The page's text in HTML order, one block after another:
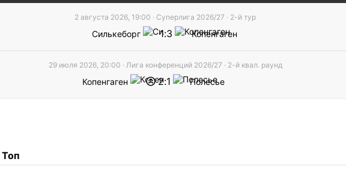
2 августа 2026, 19:00 · Суперлига 2026/27 · 2-й тур
Силькеборг 1 3 Копенгаген
29 июля 2026, 20:00 · Лига конференций 2026/27 · 2-й квал. раунд
Копенгаген 2 1 Полесье
Топ